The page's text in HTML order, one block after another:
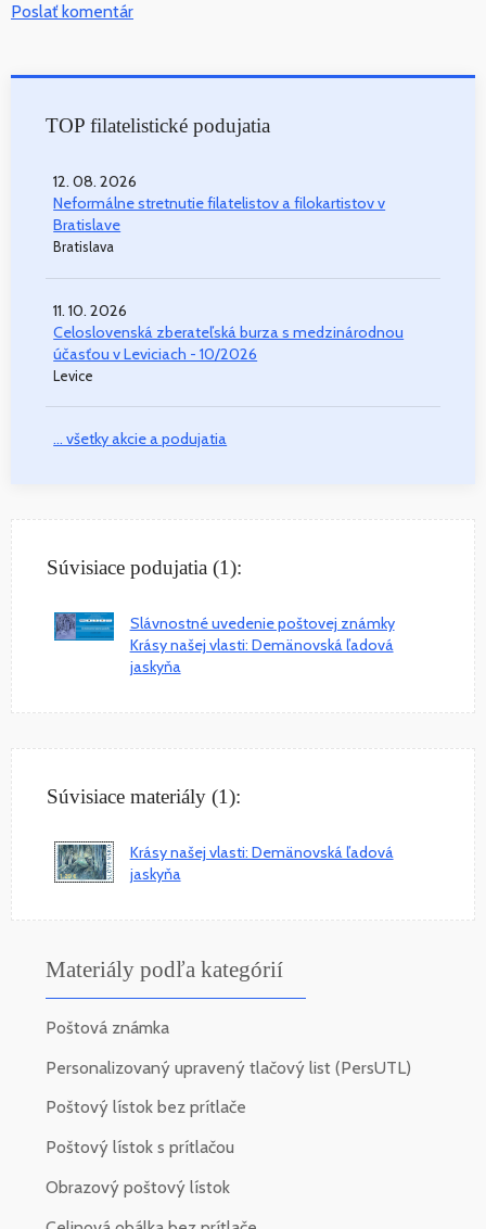
Poslať komentár
TOP filatelistické podujatia
12. 08. 2026
Neformálne stretnutie filatelistov a filokartistov v
Bratislave
Bratislava
11. 10. 2026
Celoslovenská zberateľská burza s medzinárodnou
účasťou v Leviciach - 10/2026
Levice
... všetky akcie a podujatia
Súvisiace podujatia (1):
Slávnostné uvedenie poštovej známky
Krásy našej vlasti: Demänovská ľadová
jaskyňa
Súvisiace materiály (1):
Krásy našej vlasti: Demänovská ľadová
jaskyňa
Materiály podľa kategórií
Poštová známka
Personalizovaný upravený tlačový list (PersUTL)
Poštový lístok bez prítlače
Poštový lístok s prítlačou
Obrazový poštový lístok